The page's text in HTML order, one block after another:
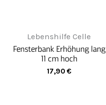
Lebenshilfe Celle
Fensterbank Erhöhung lang
11 cm hoch
17,90 €